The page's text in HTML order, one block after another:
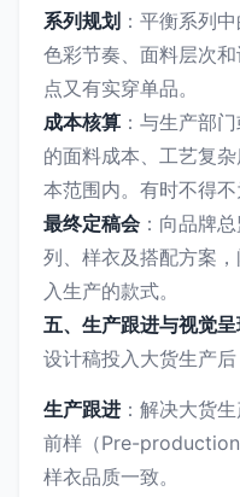
系列规划 ：平衡系列
色彩节奏、面料层次
点又有实穿单品。
成本核算 ：与生产部
的面料成本、工艺复
本范围内。有时不得不
最终定稿会 ：向品牌
列、样衣及搭配方案
入生产的款式。
五、生产跟进与视觉
设计稿投入大货生产后
生产跟进 ：解决大货
前样（Pre-
样衣品质一致。